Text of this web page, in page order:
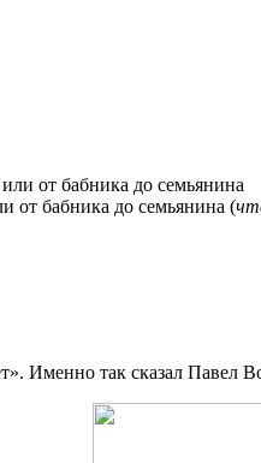
от бабника до семьянина (
Именно так сказал